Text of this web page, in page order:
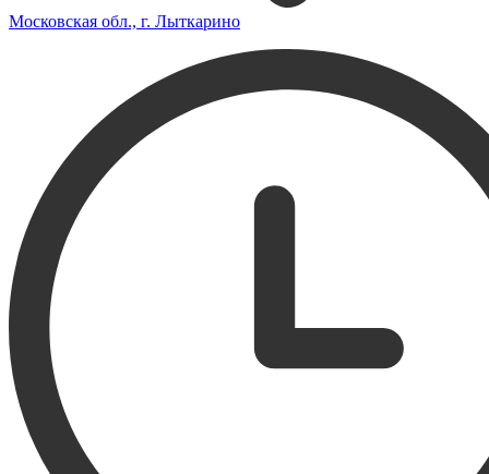
Московская обл., г. Лыткарино